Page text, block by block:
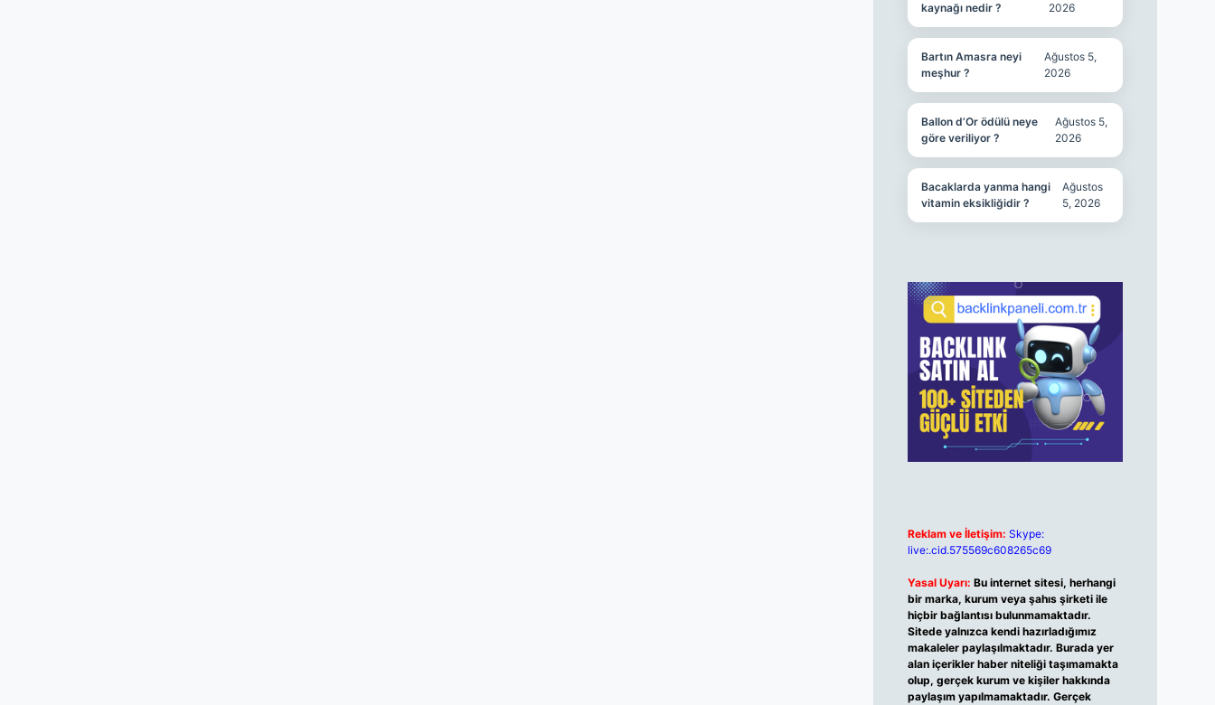
kaynağı nedir ?
2026
Bartın Amasra neyi
meşhur ?
Ağustos 5,
2026
Ballon d’Or ödülü neye
göre veriliyor ?
Ağustos 5,
2026
Bacaklarda yanma hangi
vitamin eksikliğidir ?
Ağustos
5, 2026
Reklam ve İletişim: Skype:
live:.cid.575569c608265c69
Yasal Uyarı: Bu internet sitesi, herhangi
bir marka, kurum veya şahıs şirketi ile
hiçbir bağlantısı bulunmamaktadır.
Sitede yalnızca kendi hazırladığımız
makaleler paylaşılmaktadır. Burada yer
alan içerikler haber niteliği taşımamakta
olup, gerçek kurum ve kişiler hakkında
paylaşım yapılmamaktadır. Gerçek